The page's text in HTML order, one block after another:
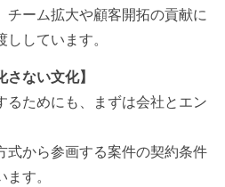
チーム拡大や顧客開拓の貢献に
しています。
ない文化】
るためにも、まずは会社とエン
式から参画する案件の契約条件
す。